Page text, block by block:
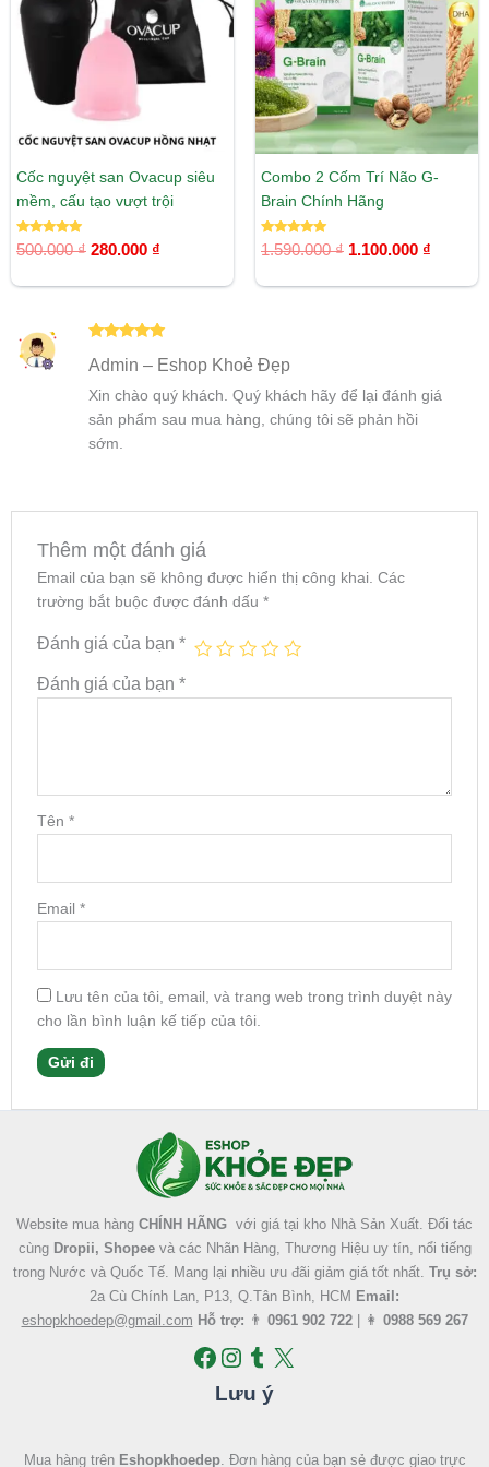
Cốc nguyệt san Ovacup siêu
mềm, cấu tạo vượt trội
Được xếp
hạng
500.000₫ 280.000 ₫
280.000 ₫.
Combo 2 Cốm Trí Não G-
Brain Chính Hãng
Được xếp
hạng
1.590.000₫ 1.100.000 ₫
hạng55
Admin – Eshop Khoẻ Đẹp
Xin chào quý khách. Quý khách hãy để lại đánh giá
sản phẩm sau mua hàng, chúng tôi sẽ phản hồi
sớm.
Thêm một đánh giá
Email của bạn sẽ không được hiển thị công khai. Các
trường bắt buộc được đánh dấu *
Đánh giá của bạn *
Đánh giá của bạn *
Tên *
Email *
Lưu tên của tôi, email, và trang web trong trình duyệt này
cho lần bình luận kế tiếp của tôi.
Website mua hàng CHÍNH HÃNG với giá tại kho Nhà Sản Xuất. Đối tác
cùng Dropii, Shopeevà các Nhãn Hàng, Thương Hiệu uy tín, nổi tiếng
trong Nước và Quốc Tế. Mang lại nhiều ưu đãi giảm giá tốt nhất. Trụ sở:
2a Cù Chính Lan, P13, Q.Tân Bình, HCM Email:
eshopkhoedep@gmail.com Hỗ trợ: 👨 0961 902 722| 👩 0988 569 267
Lưu ý
Mua hàng trên Eshopkhoedep. Đơn hàng của bạn sẻ được giao trực